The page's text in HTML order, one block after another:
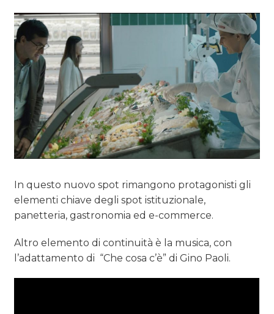
In questo nuovo spot rimangono protagonisti gli
elementi chiave degli spot istituzionale,
panetteria, gastronomia ed e-commerce.
Altro elemento di continuità è la musica, con
l’adattamento di “Che cosa c’è” di Gino Paoli.